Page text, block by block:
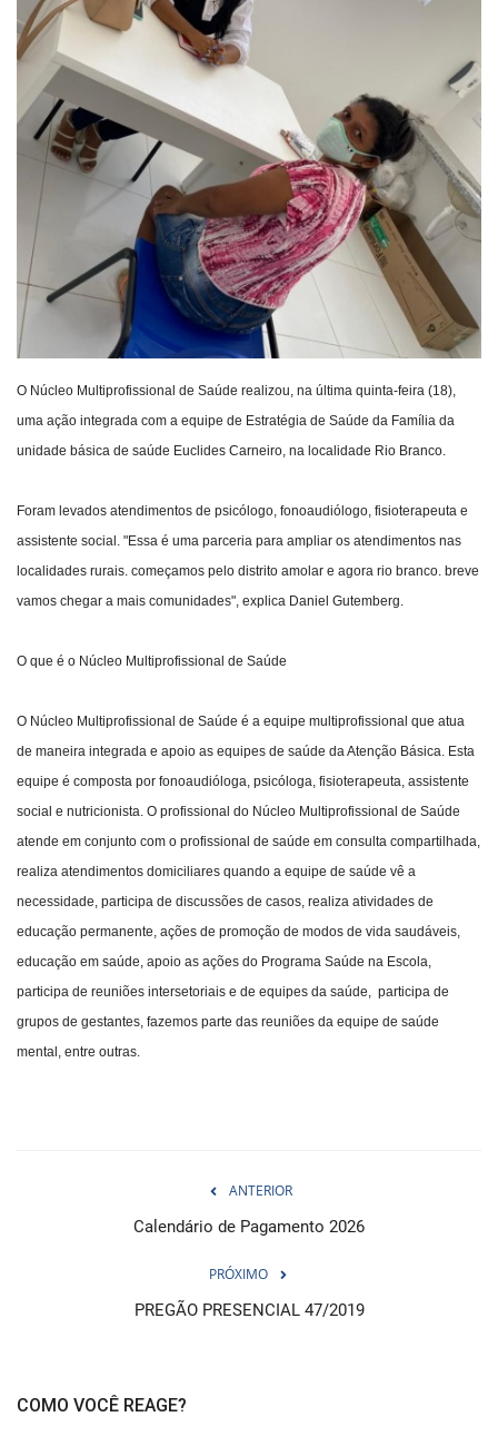
O Núcleo Multiprofissional de Saúde realizou, na última quinta-feira (18),
uma ação integrada com a equipe de Estratégia de Saúde da Família da
unidade básica de saúde Euclides Carneiro, na localidade Rio Branco.
Foram levados atendimentos de psicólogo, fonoaudiólogo, fisioterapeuta e
assistente social. "Essa é uma parceria para ampliar os atendimentos nas
localidades rurais. começamos pelo distrito amolar e agora rio branco. breve
vamos chegar a mais comunidades", explica Daniel Gutemberg.
O que é o Núcleo Multiprofissional de Saúde
O Núcleo Multiprofissional de Saúde é a equipe multiprofissional que atua
de maneira integrada e apoio as equipes de saúde da Atenção Básica. Esta
equipe é composta por fonoaudióloga, psicóloga, fisioterapeuta, assistente
social e nutricionista. O profissional do Núcleo Multiprofissional de Saúde
atende em conjunto com o profissional de saúde em consulta compartilhada,
realiza atendimentos domiciliares quando a equipe de saúde vê a
necessidade, participa de discussões de casos, realiza atividades de
educação permanente, ações de promoção de modos de vida saudáveis,
educação em saúde, apoio as ações do Programa Saúde na Escola,
participa de reuniões intersetoriais e de equipes da saúde, participa de
grupos de gestantes, fazemos parte das reuniões da equipe de saúde
mental, entre outras.
ANTERIOR
Calendário de Pagamento 2026
PRÓXIMO
PREGÃO PRESENCIAL 47/2019
COMO VOCÊ REAGE?